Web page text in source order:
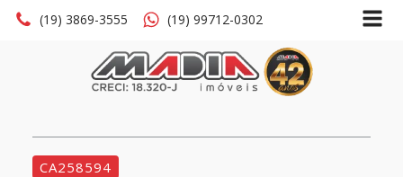
(19) 3869-3555 (19) 99712-0302
CA258594